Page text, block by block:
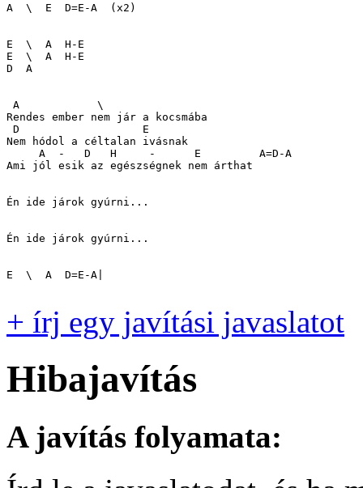
A  \  E  D=E-A  (x2)
E  \  A  H-E
E  \  A  H-E
D  A
A            \
Rendes ember nem jár a kocsmába
D                   E
Nem hódol a céltalan ivásnak
     A  -   D   H     -      E         A=D-A
Ami jól esik az egészségnek nem árthat
Én ide járok gyúrni...
Én ide járok gyúrni...
E  \  A  D=E-A|
+ írj egy javítási javaslatot
Hibajavítás
A javítás folyamata: